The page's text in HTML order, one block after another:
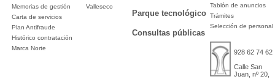
Memorias de gestión
Carta de servicios
Plan Antifraude
Histórico contratación
Marca Norte
Valleseco
Parque tecnológico
Consultas públicas
Tablón de anuncios
Trámites
Selección de personal
928 62 74 62
Calle San
Juan, nº 20,